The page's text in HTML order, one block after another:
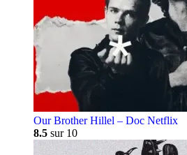
Our Brother Hillel – Doc Netflix
8.5 sur 10